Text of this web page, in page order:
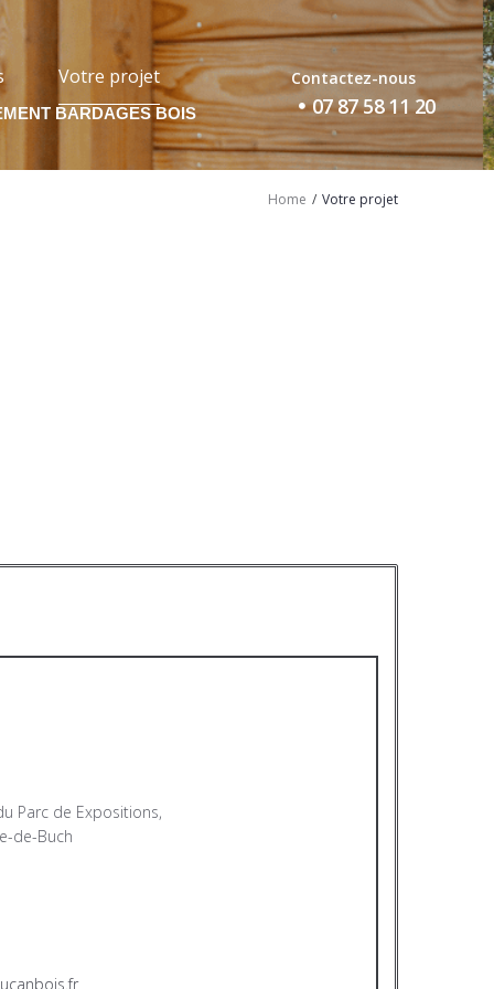
Votre projet
BARDAGES BOIS
Contactez-nous
07 87 58 11 20
Home / Votre projet
Parc de Expositions,
de-Buch